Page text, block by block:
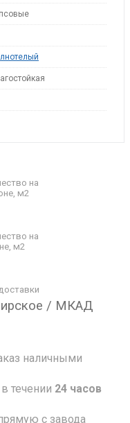
на
м2
на
м2
/ МКАД
наличными
течении 24 часов
с завода